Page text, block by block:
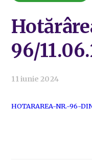
96/
11 iunie 2024
HOTARAREA-NR.-96-